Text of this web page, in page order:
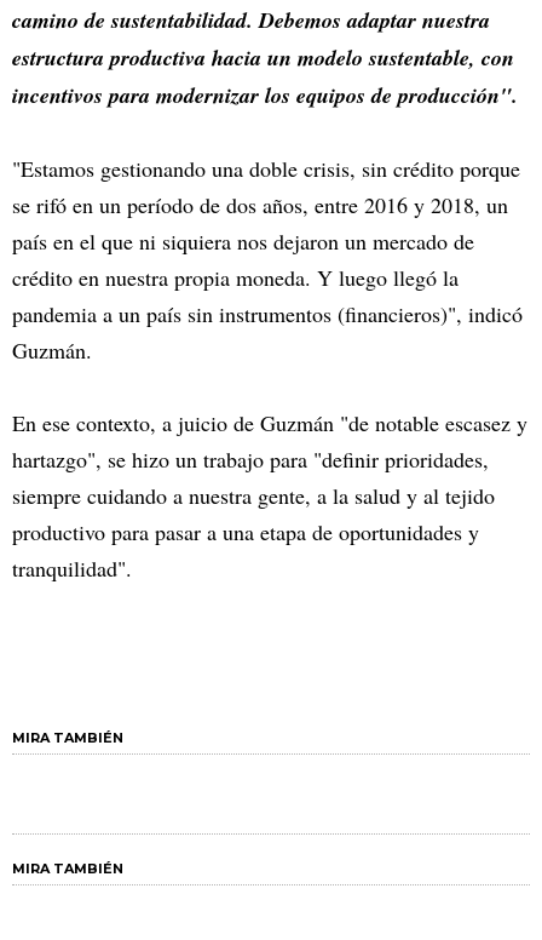
camino de sustentabilidad. Debemos adaptar nuestra
estructura productiva hacia un modelo sustentable, con
incentivos para modernizar los equipos de producción".
"Estamos gestionando una doble crisis, sin crédito porque
se rifó en un período de dos años, entre 2016 y 2018, un
país en el que ni siquiera nos dejaron un mercado de
crédito en nuestra propia moneda. Y luego llegó la
pandemia a un país sin instrumentos (financieros)", indicó
Guzmán.
En ese contexto, a juicio de Guzmán "de notable escasez y
hartazgo", se hizo un trabajo para "definir prioridades,
siempre cuidando a nuestra gente, a la salud y al tejido
productivo para pasar a una etapa de oportunidades y
tranquilidad".
MIRA TAMBIÉN
MIRA TAMBIÉN